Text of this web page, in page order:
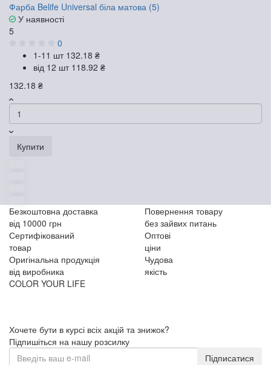
Фарба Belife Universal біла матова (5)
У наявності
5
0
1-11 шт 132.18 ₴
від 12 шт 118.92 ₴
132.18 ₴
Купити
Безкоштовна доставка
від 10000 грн
Повернення товару
без зайвих питань
Сертифікований
товар
Оптові
ціни
Оригінальна продукція
від виробника
Чудова
якість
COLOR YOUR LIFE
Хочете бути в курсі всіх акцій та знижок?
Підпишіться на нашу розсилку
Підписатися